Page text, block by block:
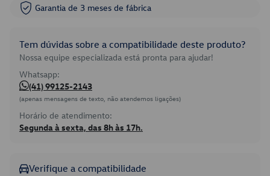
Garantia de 3 meses de fábrica
Tem dúvidas sobre a compatibilidade deste produto?
Nossa equipe especializada está pronta para ajudar!
Whatsapp:
(41) 99125-2143
(apenas mensagens de texto, não atendemos ligações)
Horário de atendimento:
Segunda à sexta, das 8h às 17h.
Verifique a compatibilidade